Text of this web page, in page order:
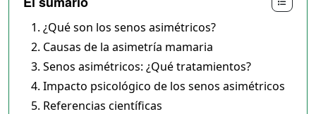
¿Qué son los senos asimétricos?
Causas de la asimetría mamaria
Senos asimétricos: ¿Qué tratamientos?
Impacto psicológico de los senos asimétricos
Referencias científicas